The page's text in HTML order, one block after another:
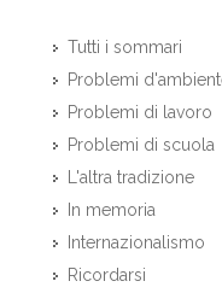
Tutti i sommari
Problemi
Problemi di lavoro
Problemi di scuola
L'altra tradizione
In memoria
Internazionalismo
Ricordarsi